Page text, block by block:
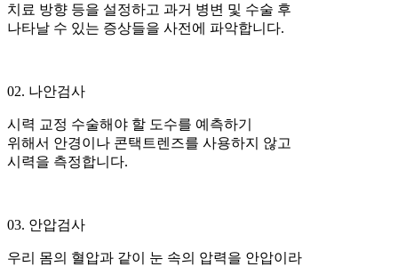
치료 방향 등을 설정하고 과거 병변 및 수술 후
나타날 수 있는 증상들을 사전에 파악합니다.
02. 나안검사
시력 교정 수술해야 할 도수를 예측하기
위해서 안경이나 콘택트렌즈를 사용하지 않고
시력을 측정합니다.
03. 안압검사
우리 몸의 혈압과 같이 눈 속의 압력을 안압이라